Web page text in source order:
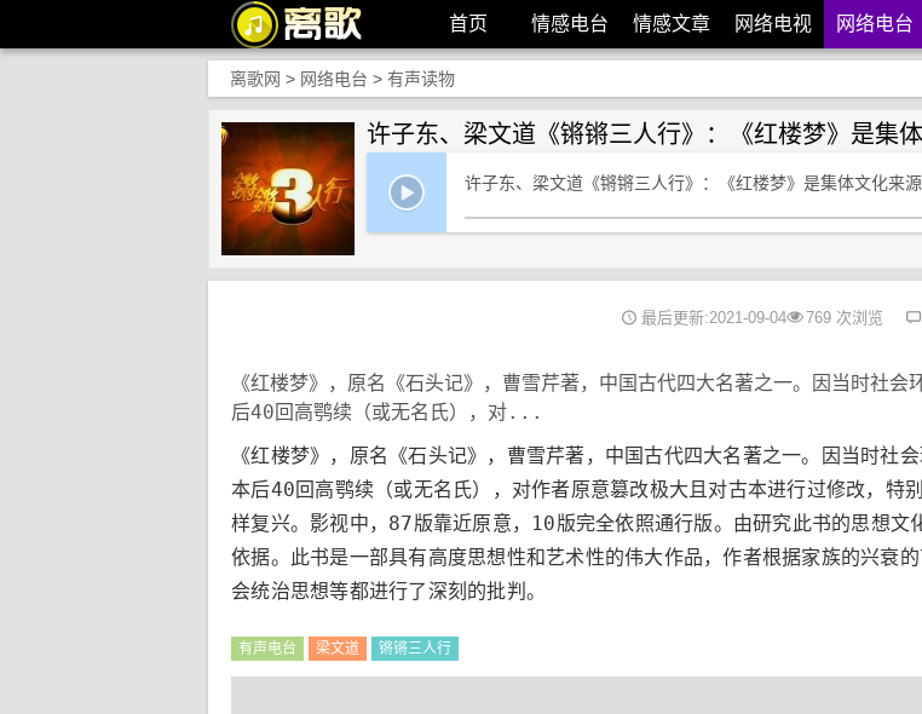
首页 情感电台 情感文章 网络电视 网络电台
离歌网 > 网络电台 > 有声读物
许子东、梁文道《锵锵三人行》：《红楼梦》是集
许子东、梁文道《锵锵三人行》：《红楼梦》是集体文化来源
最后更新:2021-09-04 769 次浏览
《红楼梦》，原名《石头记》，曹雪芹著，中国古代四大名著之一。因当时社
后40回高鹗续（或无名氏），对...
《红楼梦》，原名《石头记》，曹雪芹著，中国古代四大名著之一。因当时社
本后40回高鹗续（或无名氏），对作者原意篡改极大且对古本进行过修改，特
样复兴。影视中，87版靠近原意，10版完全依照通行版。由研究此书的思想
依据。此书是一部具有高度思想性和艺术性的伟大作品，作者根据家族的兴衰
会统治思想等都进行了深刻的批判。
有声电台 梁文道 锵锵三人行